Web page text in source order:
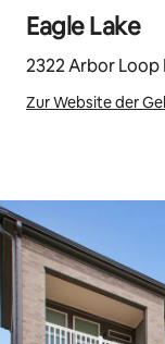
Eagle Lake
2322 Arbor Loop
Zur Website der